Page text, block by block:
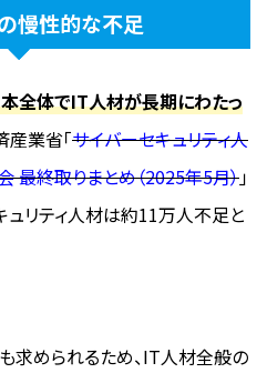
慢性的な不足
全体でIT人材が長期にわたっ
産業省「サイバーセキュリティ人
終取りまとめ（2025年5月）」
ュリティ人材は約11万人不足と
求められるため、IT人材全般の